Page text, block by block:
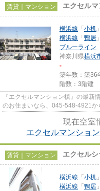
賃貸｜マンション エクセル
横浜線 「 小机
横浜線 「 鴨居
ブルーライン
神奈川県横浜
-
築年数：築36
階数：3階建
『エクセルマンション槙』の最新
のお住まいなら、045-548-4921
現在空室
エクセルマンショ
賃貸｜マンション エクセル
横浜線 「 小机
横浜線 「 鴨居